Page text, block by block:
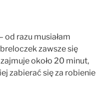
od razu musiałam
zawsze się
około 20 minut,
zabierać się za robienie